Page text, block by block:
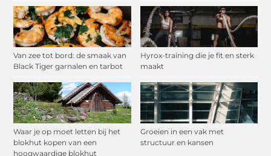
Van zee tot bord: de smaak van
Black Tiger garnalen en tarbot
Hyrox-training die je fit en sterk
maakt
Waar je op moet letten bij het
blokhut kopen van een
hoogwaardige blokhut
Groeien in een vak met
structuur en kansen